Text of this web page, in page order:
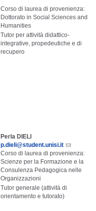
Corso di laurea di provenienza:
Dottorato in Social Sciences and
Humanities
Tutor per attività didattico-
integrative, propedeutiche e di
recupero
Perla DIELI
p.dieli@student.unisi.it
Corso di laurea di provenienza:
Scienze per la Formazione e la
Consulenza Pedagogica nelle
Organizzazioni
Tutor generale (attività di
orientamento e tutorato)